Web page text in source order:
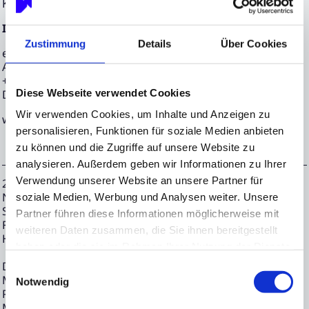
Zustimmung Details Über Cookies
Diese Webseite verwendet Cookies
Wir verwenden Cookies, um Inhalte und Anzeigen zu
personalisieren, Funktionen für soziale Medien anbieten
zu können und die Zugriffe auf unsere Website zu
analysieren. Außerdem geben wir Informationen zu Ihrer
Verwendung unserer Website an unsere Partner für
soziale Medien, Werbung und Analysen weiter. Unsere
Partner führen diese Informationen möglicherweise mit
weiteren Daten zusammen, die Sie ihnen bereitgestellt
Einwilligungsauswahl
Notwendig
Kapitalmarktes.
Investor Relations und Media Relations
edicto GmbH
Axel Mühlhaus / Svenja Liebig
+49 69 90550 5-50
DN@edicto.de
www.deutsche-nachhaltigkeit.com
29.07.2025 CET/CEST Veröffentlichung einer Corporate
News/Finanznachricht, übermittelt durch EQS News - ein
Service der EQS Group.
Für den Inhalt der Mitteilung ist der Emittent /
Herausgeber verantwortlich.
Die EQS Distributionsservices umfassen gesetzliche
Meldepflichten, Corporate News/Finanznachrichten und
Pressemitteilungen.